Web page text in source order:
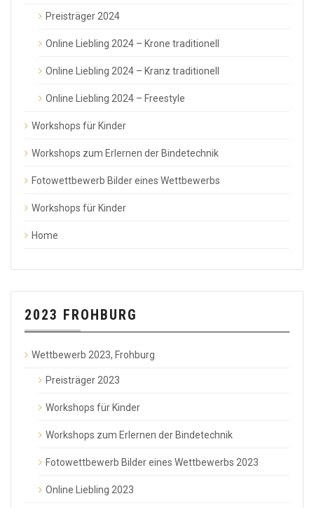
Preisträger 2024
Online Liebling 2024 – Krone traditionell
Online Liebling 2024 – Kranz traditionell
Online Liebling 2024 – Freestyle
Workshops für Kinder
Workshops zum Erlernen der Bindetechnik
Fotowettbewerb Bilder eines Wettbewerbs
Workshops für Kinder
Home
2023 FROHBURG
Wettbewerb 2023, Frohburg
Preisträger 2023
Workshops für Kinder
Workshops zum Erlernen der Bindetechnik
Fotowettbewerb Bilder eines Wettbewerbs 2023
Online Liebling 2023